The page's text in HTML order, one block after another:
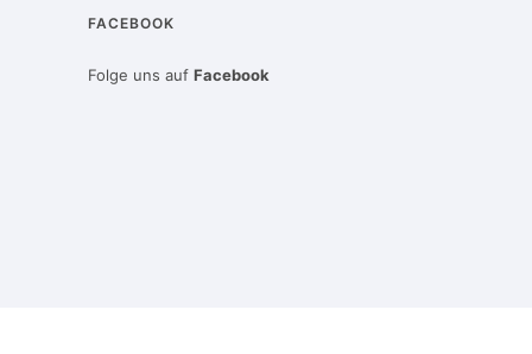
FACEBOOK
Folge uns auf Facebook